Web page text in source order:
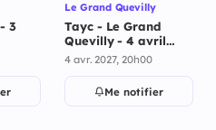
3
Le Grand Quevilly
Tayc - Le Grand
Quevilly - 4 avril
2027
4 avr. 2027, 20h00
Me notifier